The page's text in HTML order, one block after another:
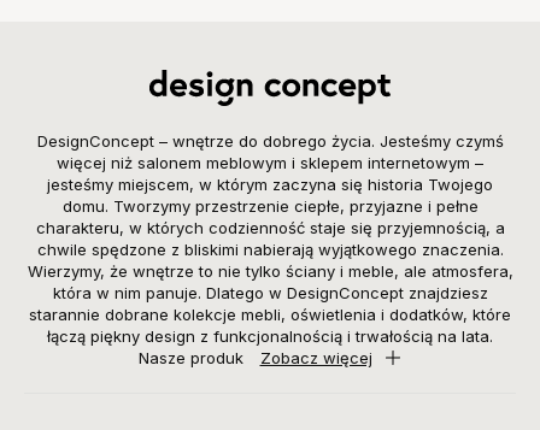
DesignConcept – wnętrze do dobrego życia. Jesteśmy czymś
więcej niż salonem meblowym i sklepem internetowym –
jesteśmy miejscem, w którym zaczyna się historia Twojego
domu. Tworzymy przestrzenie ciepłe, przyjazne i pełne
charakteru, w których codzienność staje się przyjemnością, a
chwile spędzone z bliskimi nabierają wyjątkowego znaczenia.
Wierzymy, że wnętrze to nie tylko ściany i meble, ale atmosfera,
która w nim panuje. Dlatego w DesignConcept znajdziesz
starannie dobrane kolekcje mebli, oświetlenia i dodatków, które
łączą piękny design z funkcjonalnością i trwałością na lata.
Nasze produk
Zobacz więcej